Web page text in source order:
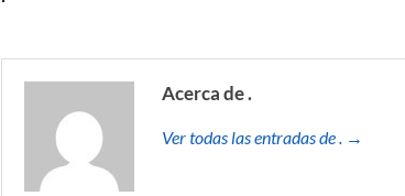
Acerca de .
Ver todas las entradas de . →